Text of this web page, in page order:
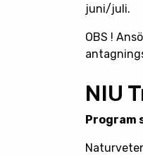
juni/juli.
OBS !
NIU
Program